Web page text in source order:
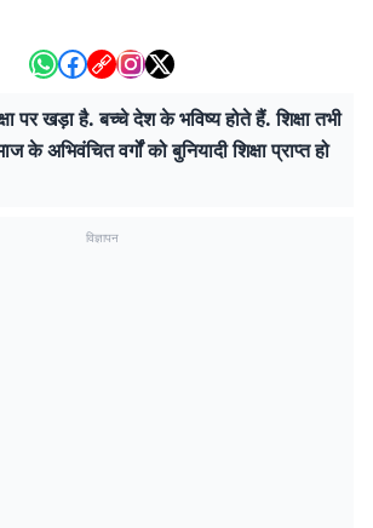
पर खड़ा है. बच्चे देश के भविष्य होते हैं. शिक्षा तभी
अभिवंचित वर्गों को बुनियादी शिक्षा प्राप्त हो
विज्ञापन